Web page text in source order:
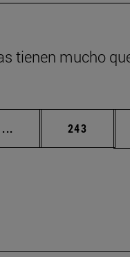
tienen mucho
... Páginas intermedias
Página
243